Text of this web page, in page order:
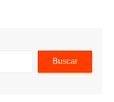
Buscar